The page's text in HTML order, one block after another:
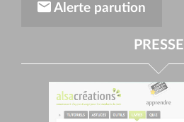
Alerte parution
PRESSE